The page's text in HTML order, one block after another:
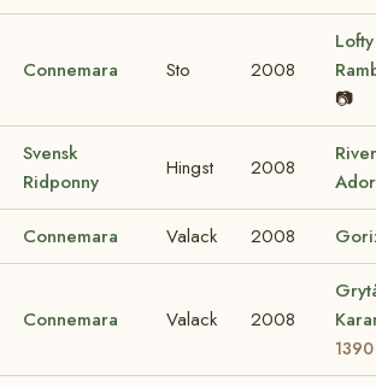
Connemara Sto 2008
📷
Svensk
Ridponny
Hingst 2008
Connemara Valack 2008
Connemara Valack 2008
1390